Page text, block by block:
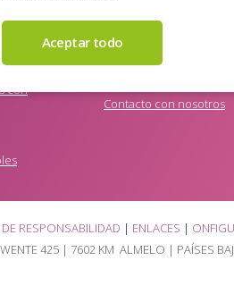
con
Especificaciones técnicas
Preguntas frecuentes
Blog
Contacto con nosotros
RESPONSABILIDAD | ENLACES |
425| 7602 KM ALMELO | PAÍSES